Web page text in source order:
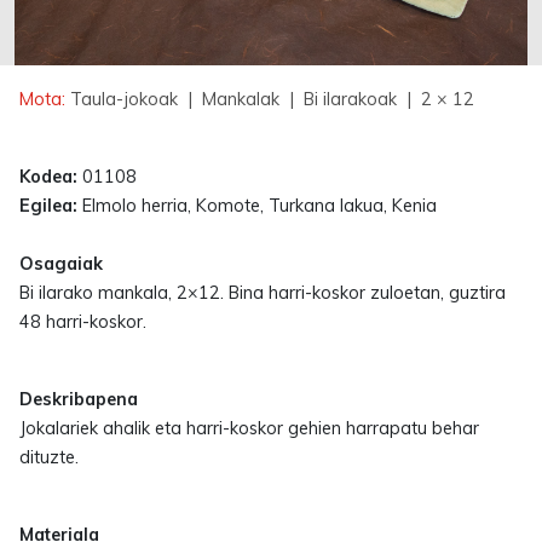
Mota: Taula-jokoak | Mankalak | Bi ilarakoak | 2 × 12
Kodea: 01108
Egilea: Elmolo herria, Komote, Turkana lakua, Kenia
Osagaiak
Bi ilarako mankala, 2×12. Bina harri-koskor zuloetan, guztira
48 harri-koskor.
Deskribapena
Jokalariek ahalik eta harri-koskor gehien harrapatu behar
dituzte.
Materiala